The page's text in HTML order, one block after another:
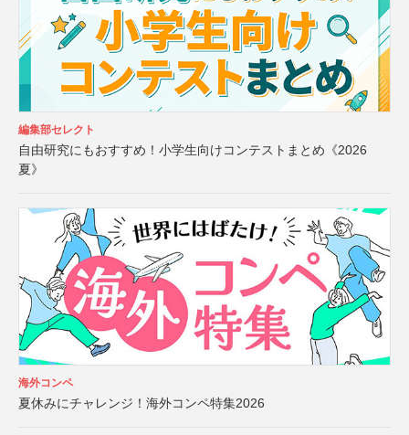
編集部セレクト
自由研究にもおすすめ！小学生向けコンテストまとめ《2026
夏》
海外コンペ
夏休みにチャレンジ！海外コンペ特集2026